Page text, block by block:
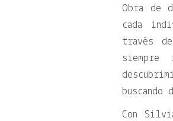
Obra de
cada
través
Con